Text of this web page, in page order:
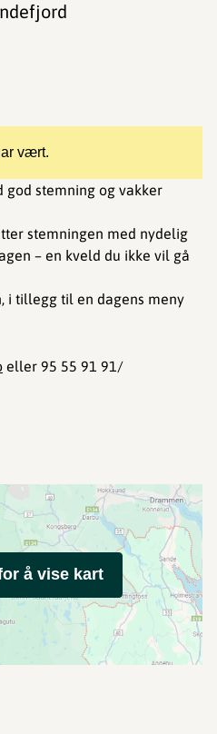
vært.
god stemning og vakker
stemningen med nydelig
– en kveld du ikke vil gå
i tillegg til en dagens meny
eller 95 55 91 91/
å vise kart